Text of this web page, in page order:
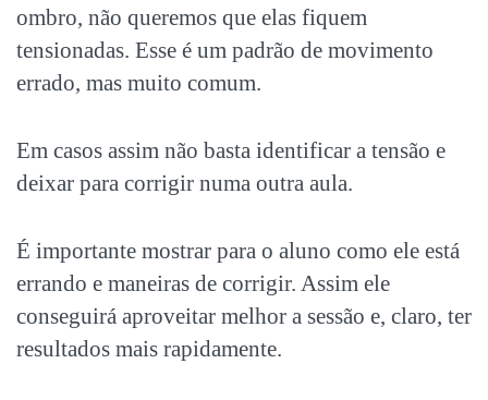
ombro, não queremos que elas fiquem
tensionadas. Esse é um padrão de movimento
errado, mas muito comum.
Em casos assim não basta identificar a tensão e
deixar para corrigir numa outra aula.
É importante mostrar para o aluno como ele está
errando e maneiras de corrigir. Assim ele
conseguirá aproveitar melhor a sessão e, claro, ter
resultados mais rapidamente.